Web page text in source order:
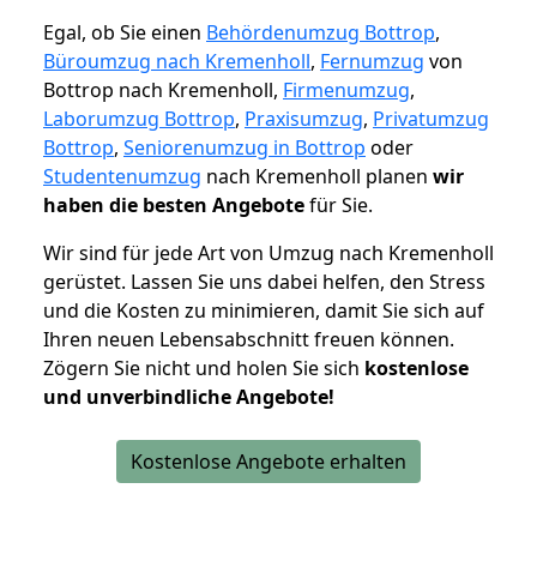
Egal, ob Sie einen Behördenumzug Bottrop,
Büroumzug nach Kremenholl, Fernumzug von
Bottrop nach Kremenholl, Firmenumzug,
Laborumzug Bottrop, Praxisumzug, Privatumzug
Bottrop, Seniorenumzug in Bottrop oder
Studentenumzug nach Kremenholl planen wir
haben die besten Angebotefür Sie.
Wir sind für jede Art von Umzug nach Kremenholl
gerüstet. Lassen Sie uns dabei helfen, den Stress
und die Kosten zu minimieren, damit Sie sich auf
Ihren neuen Lebensabschnitt freuen können.
Zögern Sie nicht und holen Sie sich kostenlose
und unverbindliche Angebote!
Kostenlose Angebote erhalten